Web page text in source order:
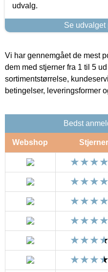
udvalg.
Se udvalget
Vi har gennemgået de mest
dem med stjerner fra 1 til 5
sortimentstørrelse,
betingelser, leveringsformer
Bedst
Webshop Stjerner